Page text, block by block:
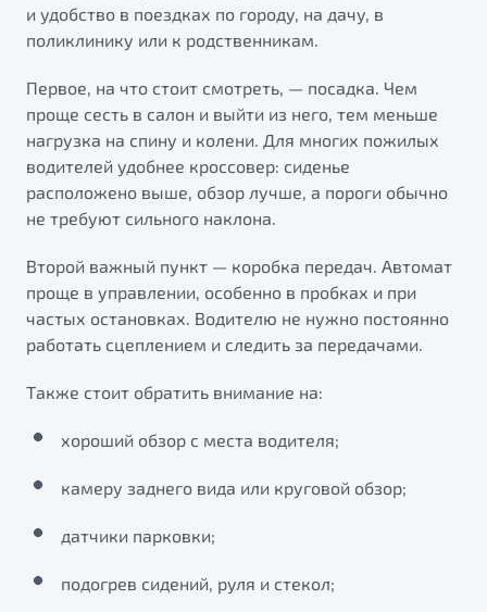
Элегантный и практичный седан
от 1 699 990 ₽*
Обзор В наличии
X70
Универсальный кроссовер
от 2 499 990 ₽*
Обзор В наличии
Узнайте о специальных выгодах при покупке
автомобиля Belgee
Подробно
Автомобили в наличии
Тест-драйв
Автокредит
ПОДДЕРЖКА
Belgee Линк
Belgee Клуб
Belgee Плюс
Реферальная программа
Помощь на дорогах
и удобство в поездках по городу, на дачу, в
поликлинику или к родственникам.
Первое, на что стоит смотреть, — посадка. Чем
проще сесть в салон и выйти из него, тем меньше
нагрузка на спину и колени. Для многих пожилых
водителей удобнее кроссовер: сиденье
расположено выше, обзор лучше, а пороги обычно
не требуют сильного наклона.
Второй важный пункт — коробка передач. Автомат
проще в управлении, особенно в пробках и при
частых остановках. Водителю не нужно постоянно
работать сцеплением и следить за передачами.
Также стоит обратить внимание на:
хороший обзор с места водителя;
камеру заднего вида или круговой обзор;
датчики парковки;
подогрев сидений, руля и стекол;